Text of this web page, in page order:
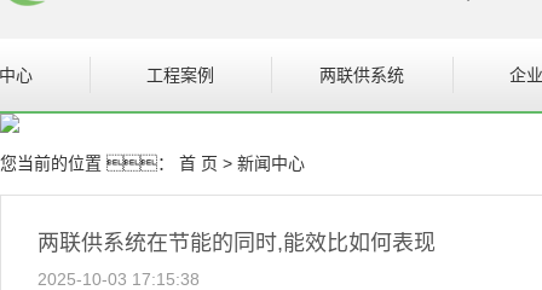
心
备
工程案例 两联供系统 企
您当前的位置 ： 首 页 > 新闻中心
两联供系统在节能的同时,能效比如何表现
2025-10-03 17:15:38